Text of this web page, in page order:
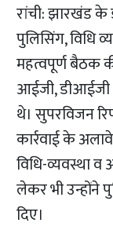
रांची: झारखंड के
पुलिसिंग, विधि
महत्वपूर्ण बैठक
आईजी,
थे। सुपरविजन
कार्रवाई के
विधि-व्यवस्था
लेकर भी उन्होंने
दिए।